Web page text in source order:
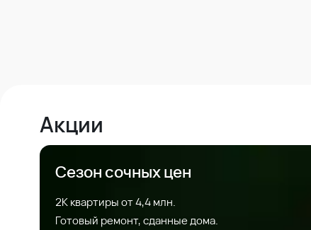
Акции
Сезон сочных цен
2К квартиры от 4,4 млн.
Готовый ремонт, сданные дома.